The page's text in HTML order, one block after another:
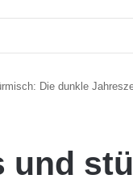
Die dunkle
und